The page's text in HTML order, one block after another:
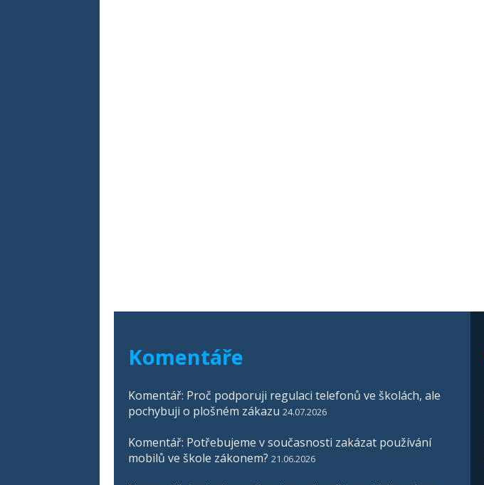
Komentáře
Komentář: Proč podporuji regulaci telefonů ve školách, ale
pochybuji o plošném zákazu 24.07.2026
Komentář: Potřebujeme v současnosti zakázat používání
mobilů ve škole zákonem? 21.06.2026